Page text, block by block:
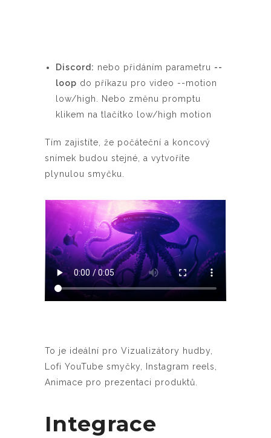
Discord: nebo přidáním parametru --
loop do příkazu pro video --motion
low/high. Nebo změnu promptu
klikem na tlačítko low/high motion
Tím zajistíte, že počáteční a koncový
snímek budou stejné, a vytvoříte
plynulou smyčku.
To je ideální pro Vizualizátory hudby,
Lofi YouTube smyčky, Instagram reels,
Animace pro prezentaci produktů.
Integrace